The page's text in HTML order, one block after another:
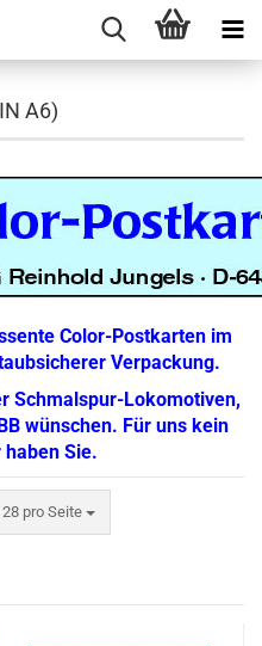
A6)
Color-Postkarten im
Verpackung.
Schmalspur-Lokomotiven,
wünschen. Für uns kein
Sie.
28 pro Seite
pro Seite